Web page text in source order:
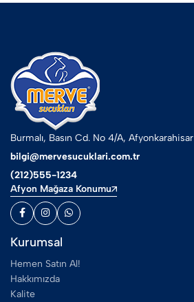
Burmalı, Basın Cd. No 4/A, Afyonkarahisar
bilgi@mervesucuklari.com.tr
(212)555-1234
Afyon Mağaza Konumu
Kurumsal
Hemen Satın Al!
Hakkımızda
Kalite